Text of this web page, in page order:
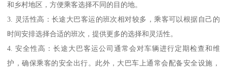
和乡村地区，方便乘客选择不同的目的地。
3. 灵活性高：长途大巴客运的班次相对较多，乘客可以根据自己的
时间安排选择合适的班次，提供更多的选择和灵活性。
4. 安全性高：长途大巴客运公司通常会对车辆进行定期检查和维
护，确保乘客的安全出行。此外，大巴车上通常会配备安全设施，